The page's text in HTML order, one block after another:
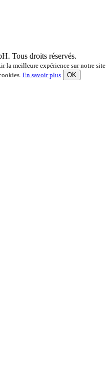
Tous droits réservés.
la meilleure expérience sur notre site
En savoir plus OK